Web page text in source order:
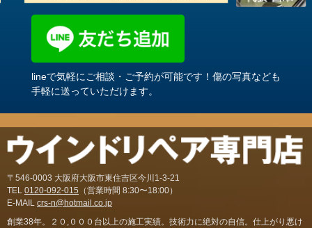
lineで気軽にご相談・ご予約が可能です！傷の写真なども
手軽に送っていただけます。
〒546-0003 大阪府大阪市東住吉区今川1-3-21
TEL 0120-092-015 （営業時間 8:30〜18:00）
E-MAIL crs-n@hotmail.co.jp
創業38年。２０,０００台以上の施工実績。技術力に絶対の自信。仕上がり悪け